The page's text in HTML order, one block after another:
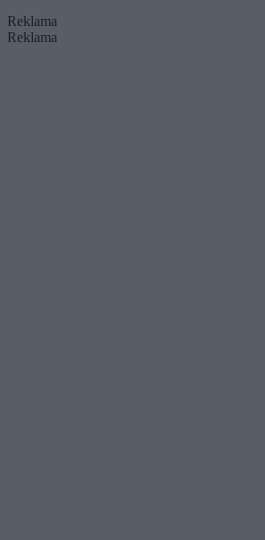
Reklama
Reklama